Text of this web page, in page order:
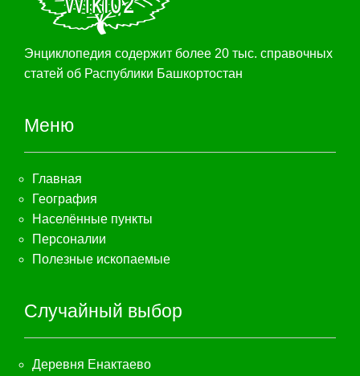
Энциклопедия содержит более 20 тыс. справочных
статей об Распублики Башкортостан
Меню
Главная
География
Населённые пункты
Персоналии
Полезные ископаемые
Случайный выбор
Деревня Енактаево